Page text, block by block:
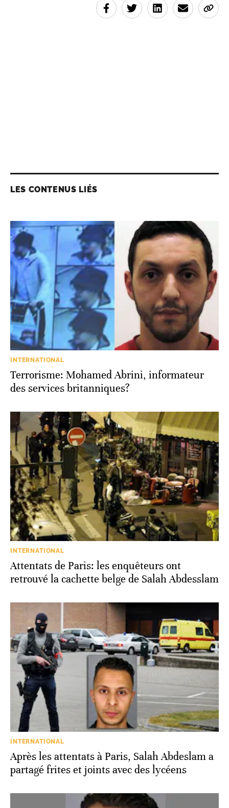
LES CONTENUS LIÉS
INTERNATIONAL
Terrorisme: Mohamed Abrini, informateur
des services britanniques?
INTERNATIONAL
Attentats de Paris: les enquêteurs ont
retrouvé la cachette belge de Salah Abdesslam
INTERNATIONAL
Après les attentats à Paris, Salah Abdeslam a
partagé frites et joints avec des lycéens